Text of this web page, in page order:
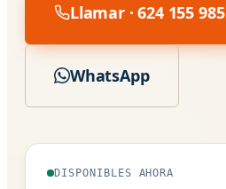
Llamar · 624 155 985
WhatsApp
DISPONIBLES AHORA